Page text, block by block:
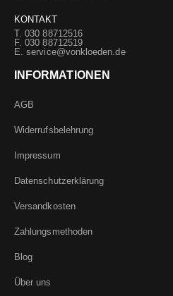
KONTAKT
T. 030 88712516
F. 030 88712519
E.service@vonkloeden.de
INFORMATIONEN
AGB
Widerrufsbelehrung
Impressum
Datenschutzerklärung
Versandkosten
Zahlungsmethoden
Blog
Über uns